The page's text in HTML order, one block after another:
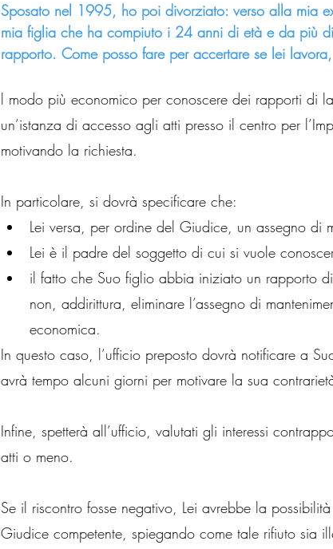
Sposato nel 1995, ho poi divorziato: verso alla mia
mia figlia che ha compiuto i 24 anni di età e da più
rapporto. Come posso fare per accertare se lei
l modo più economico per conoscere dei rapporti di
un’istanza di accesso agli atti presso il centro per
motivando la richiesta.
In particolare, si dovrà specificare che:
Lei versa, per ordine del Giudice, un assegno di
Lei è il padre del soggetto di cui si vuole
il fatto che Suo figlio abbia iniziato un rapporto
non, addirittura, eliminare l’assegno di
economica.
In questo caso, l’ufficio preposto dovrà notificare a
avrà tempo alcuni giorni per motivare la sua
Infine, spetterà all’ufficio, valutati gli interessi
atti o meno.
Se il riscontro fosse negativo, Lei avrebbe la
Giudice competente, spiegando come tale rifiuto sia